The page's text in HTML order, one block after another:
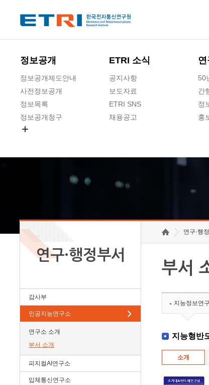
정보공개
정보공개제도안내
사전정보공개
정보목록
정보공개청구
ETRI 소식
공지사항
보도자료
ETRI SNS
채용공고
50
간
정
홍
연구·행정부서
감사부
인공지능연구소
연구소 소개
부서 소개
피지컬AI연구소
입체통신연구소
연구·행
부서
지능정보연
지능형반
소개